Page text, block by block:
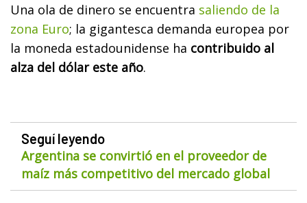
Una ola de dinero se encuentra saliendo de la
zona Euro; la gigantesca demanda europea por
la moneda estadounidense ha contribuido al
alza del dólar este año.
Seguí leyendo
Argentina se convirtió en el proveedor de
maíz más competitivo del mercado global